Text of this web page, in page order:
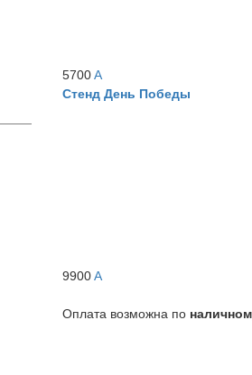
5700A
Стенд День Победы
9900A
Оплата возможна по